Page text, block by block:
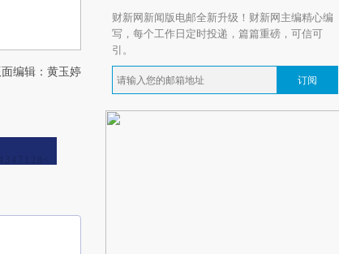
编辑：黄玉婷
财新网新闻版电邮全新升级！财新网主编精心编
写，每个工作日定时投递，篇篇重磅，可信可
引。
订阅